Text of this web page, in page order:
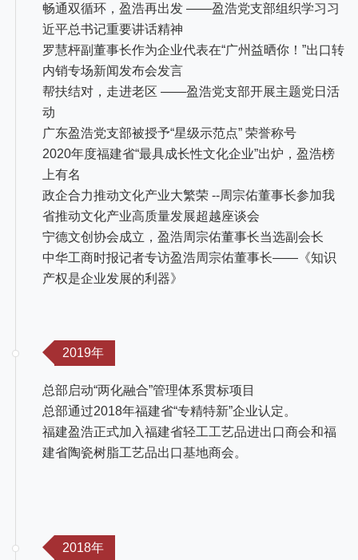
畅通双循环，盈浩再出发 ——盈浩党支部组织学习习
近平总书记重要讲话精神
罗慧枰副董事长作为企业代表在“广州益晒你！”出口转
内销专场新闻发布会发言
帮扶结对，走进老区 ——盈浩党支部开展主题党日活
动
广东盈浩党支部被授予“星级示范点” 荣誉称号
2020年度福建省“最具成长性文化企业”出炉，盈浩榜
上有名
政企合力推动文化产业大繁荣 --周宗佑董事长参加我
省推动文化产业高质量发展超越座谈会
宁德文创协会成立，盈浩周宗佑董事长当选副会长
中华工商时报记者专访盈浩周宗佑董事长——《知识
产权是企业发展的利器》
2019年
总部启动“两化融合”管理体系贯标项目
总部通过2018年福建省“专精特新”企业认定。
福建盈浩正式加入福建省轻工工艺品进出口商会和福
建省陶瓷树脂工艺品出口基地商会。
2018年